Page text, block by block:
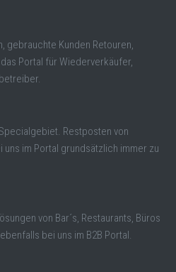
gebrauchte Kunden Retouren,
Portal für Wiederverkäufer,
Restposten von
im Portal grundsätzlich immer zu
von Bar´s, Restaurants, Büros
bei uns im B2B Portal.